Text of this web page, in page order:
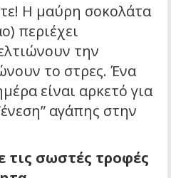
Η μαύρη σοκολάτα
περιέχει
την
το στρες. Ένα
είναι αρκετό για
αγάπης στην
τις σωστές τροφές